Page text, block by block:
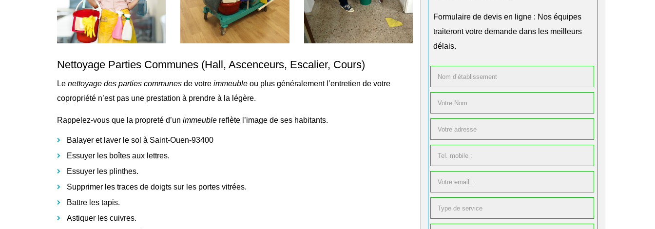
Nettoyage Parties Communes (Hall, Ascenceurs, Escalier, Cours)
Le nettoyage des parties communes de votre immeuble ou plus généralement l’entretien de votre
copropriété n’est pas une prestation à prendre à la légère.
Rappelez-vous que la propreté d’un immeuble reflète l’image de ses habitants.
Balayer et laver le sol à Saint-Ouen-93400
Essuyer les boîtes aux lettres.
Essuyer les plinthes.
Supprimer les traces de doigts sur les portes vitrées.
Battre les tapis.
Astiquer les cuivres.
Formulaire de devis en ligne : Nos équipes
traiteront votre demande dans les meilleurs
délais.